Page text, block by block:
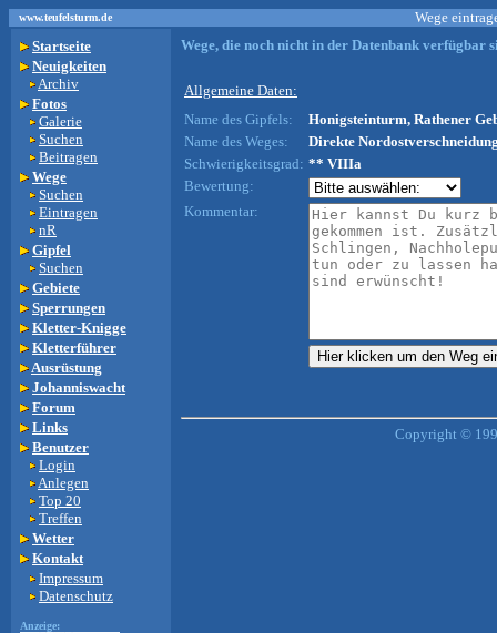
www.teufelsturm.de
Wege
Startseite
Neuigkeiten
Archiv
Fotos
Galerie
Suchen
Beitragen
Wege
Suchen
Eintragen
nR
Gipfel
Suchen
Gebiete
Sperrungen
Kletter-Knigge
Kletterführer
Ausrüstung
Johanniswacht
Forum
Links
Benutzer
Login
Anlegen
Top 20
Treffen
Wetter
Kontakt
Impressum
Datenschutz
Anzeige:
Wege, die noch nicht in der Datenbank verfügbar
Allgemeine Daten:
Name des Gipfels:
Honigsteinturm, Rathener
Name des Weges:
Direkte
Schwierigkeitsgrad: ** VIIIa
Bewertung:
Kommentar:
Copyright ©